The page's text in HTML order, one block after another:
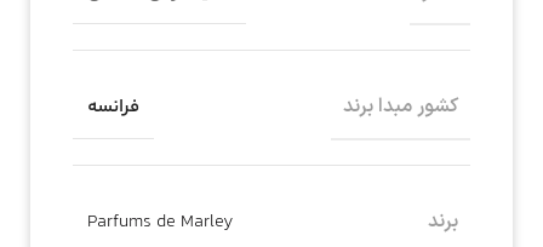
کشور مبدا برند فرانسه
برند Parfums de Marley